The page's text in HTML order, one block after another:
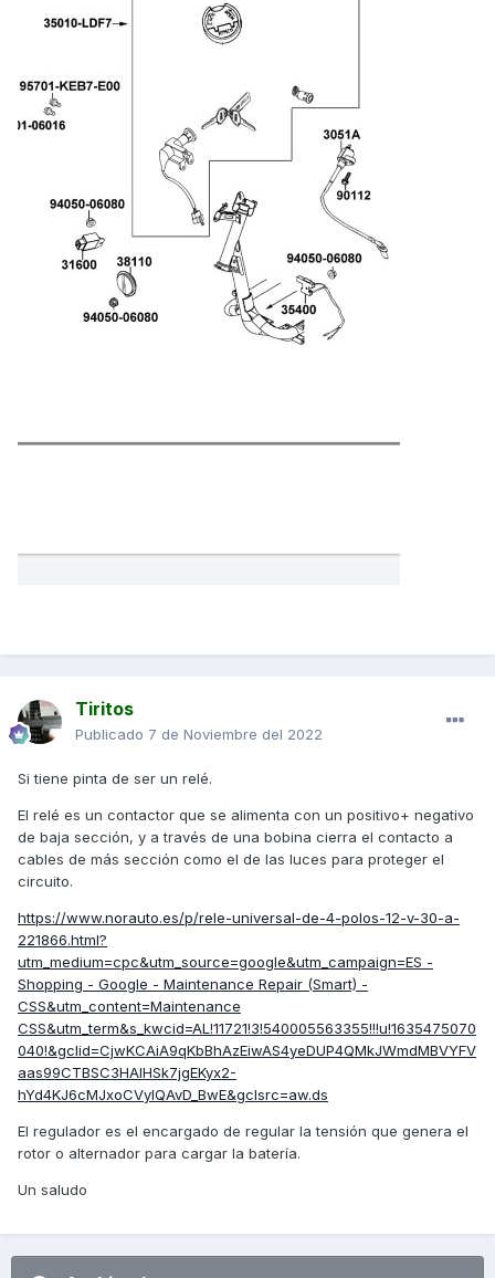
Tiritos
Publicado 7 de Noviembre del 2022
Si tiene pinta de ser un relé.
El relé es un contactor que se alimenta con un positivo+ negativo
de baja sección, y a través de una bobina cierra el contacto a
cables de más sección como el de las luces para proteger el
circuito.
https://www.norauto.es/p/rele-universal-de-4-polos-12-v-30-a-
221866.html?
utm_medium=cpc&utm_source=google&utm_campaign=ES -
Shopping - Google - Maintenance Repair (Smart) -
CSS&utm_content=Maintenance
CSS&utm_term&s_kwcid=AL!11721!3!540005563355!!!u!1635475070
040!&gclid=CjwKCAiA9qKbBhAzEiwAS4yeDUP4QMkJWmdMBVYFV
aas99CTBSC3HAlHSk7jgEKyx2-
hYd4KJ6cMJxoCVyIQAvD_BwE&gclsrc=aw.ds
El regulador es el encargado de regular la tensión que genera el
rotor o alternador para cargar la batería.
Un saludo